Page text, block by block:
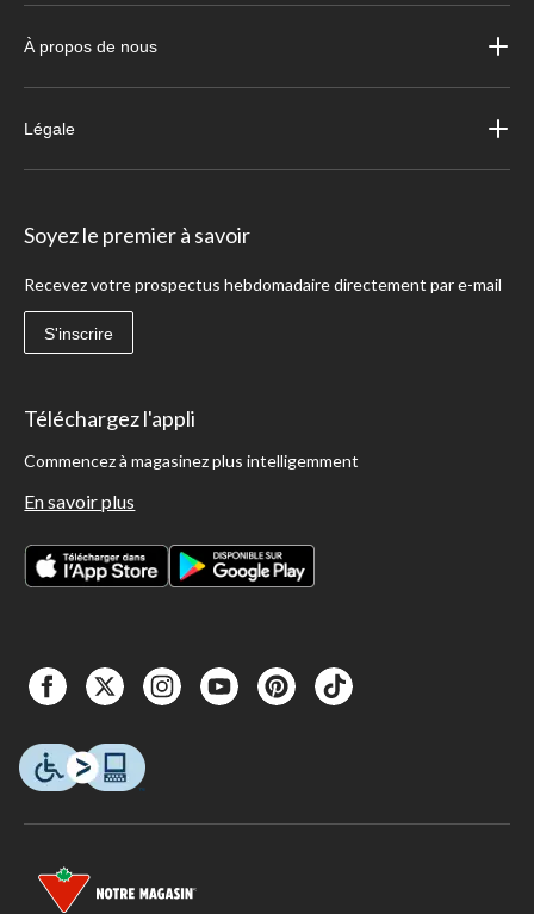
À propos de nous
Légale
Soyez le premier à savoir
Recevez votre prospectus hebdomadaire directement par e-mail
S'inscrire
Téléchargez l'appli
Commencez à magasinez plus intelligemment
En savoir plus